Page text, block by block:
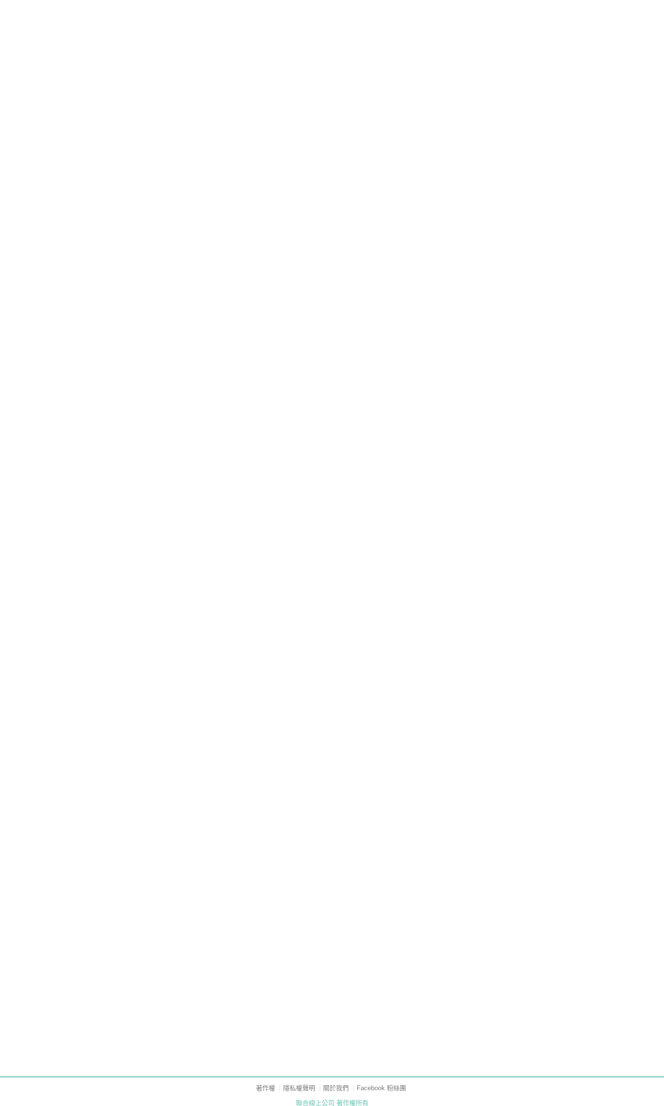
著作權 隱私權聲明 關於我們
Facebook 粉絲團
聯合線上公司 著作權所有